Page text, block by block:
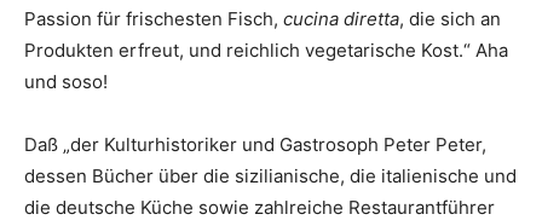
Passion für frischesten Fisch, cucina diretta, die sich an
Produkten erfreut, und reichlich vegetarische Kost.“ Aha
und soso!
Daß „der Kulturhistoriker und Gastrosoph Peter Peter,
dessen Bücher über die sizilianische, die italienische und
die deutsche Küche sowie zahlreiche Restaurantführer